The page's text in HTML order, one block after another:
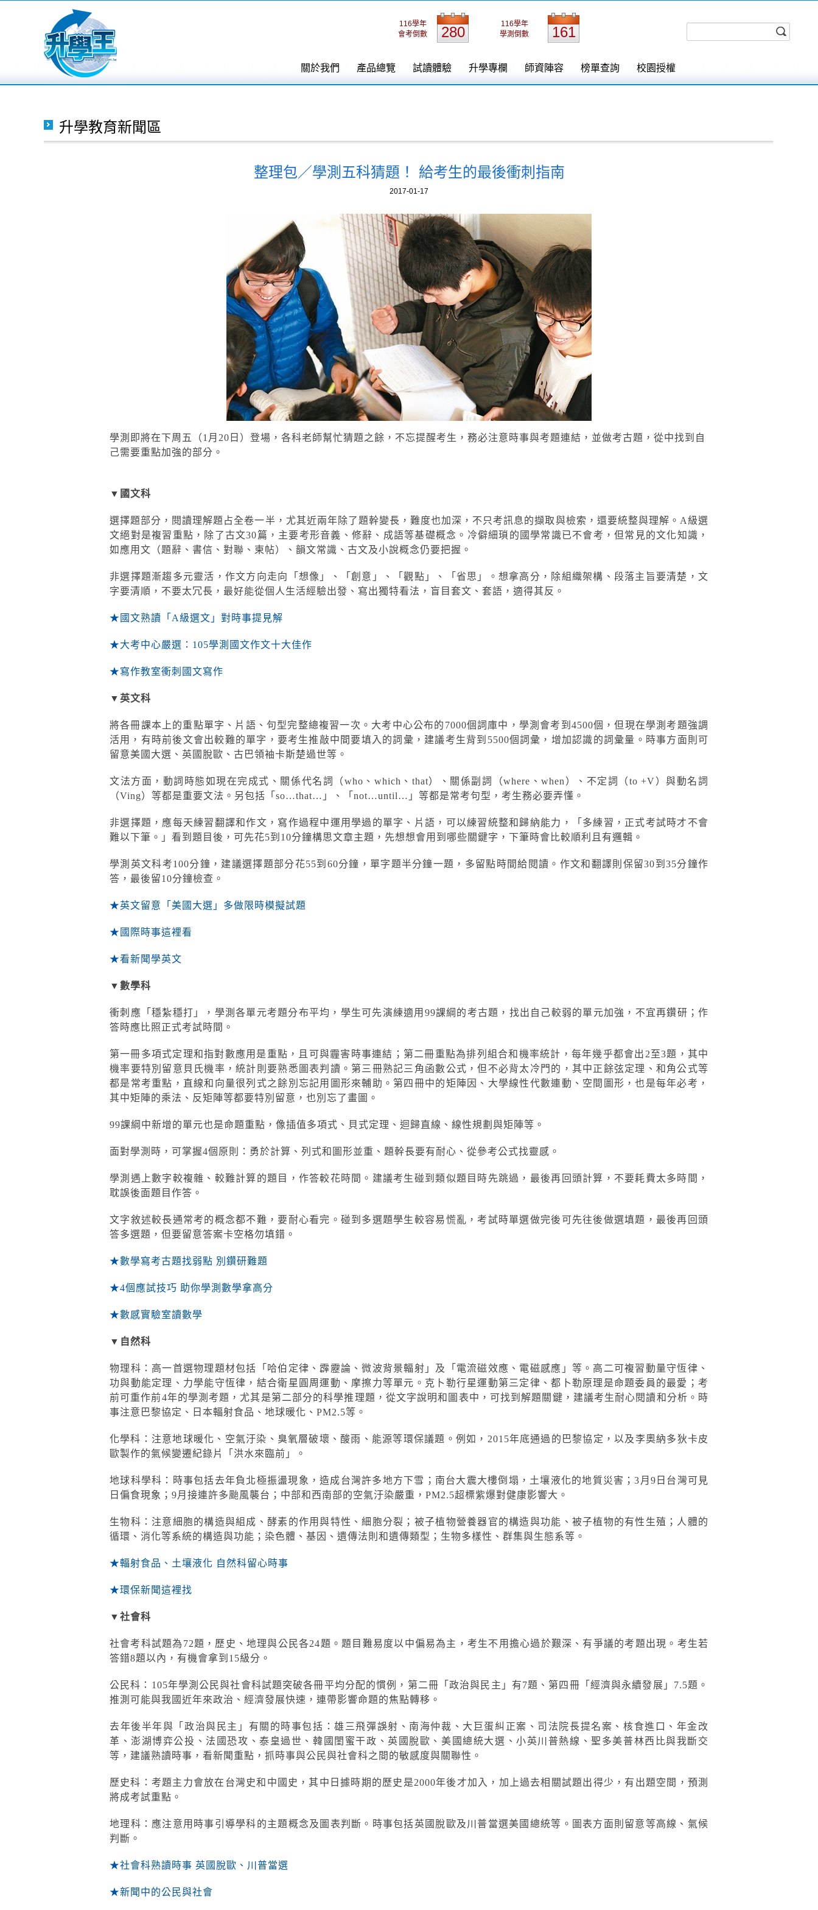
關於我們 產品總覽 試讀體驗 升學專欄 師資陣容 榜單查詢 校園授權
116學年
會考倒數
280
116學年
學測倒數
161
升學教育新聞區
整理包／學測五科猜題！ 給考生的最後衝刺指南
2017-01-17
學測即將在下周五（1月20日）登場，各科老師幫忙猜題之餘，不忘提醒考生，務必注意時事與考題連結，並做考古題，從中找到自
己需要重點加強的部分。
▼國文科
選擇題部分，閱讀理解題占全卷一半，尤其近兩年除了題幹變長，難度也加深，不只考訊息的擷取與檢索，還要統整與理解。A級選
文絕對是複習重點，除了古文30篇，主要考形音義、修辭、成語等基礎概念。冷僻細瑣的國學常識已不會考，但常見的文化知識，
如應用文（題辭、書信、對聯、柬帖）、韻文常識、古文及小說概念仍要把握。
非選擇題漸趨多元靈活，作文方向走向「想像」、「創意」、「觀點」、「省思」。想拿高分，除組織架構、段落主旨要清楚，文
字要清順，不要太冗長，最好能從個人生活經驗出發、寫出獨特看法，盲目套文、套語，適得其反。
★國文熟讀「A級選文」對時事提見解
★大考中心嚴選：105學測國文作文十大佳作
★寫作教室衝刺國文寫作
▼英文科
將各冊課本上的重點單字、片語、句型完整總複習一次。大考中心公布的7000個詞庫中，學測會考到4500個，但現在學測考題強調
活用，有時前後文會出較難的單字，要考生推敲中間要填入的詞彙，建議考生背到5500個詞彙，增加認識的詞彙量。時事方面則可
留意美國大選、英國脫歐、古巴領袖卡斯楚過世等。
文法方面，動詞時態如現在完成式、關係代名詞（who、which、that）、關係副詞（where、when）、不定詞（to +V）與動名詞
（Ving）等都是重要文法。另包括「so…that…」、「not…until…」等都是常考句型，考生務必要弄懂。
非選擇題，應每天練習翻譯和作文，寫作過程中運用學過的單字、片語，可以練習統整和歸納能力，「多練習，正式考試時才不會
難以下筆。」看到題目後，可先花5到10分鐘構思文章主題，先想想會用到哪些關鍵字，下筆時會比較順利且有邏輯。
學測英文科考100分鐘，建議選擇題部分花55到60分鐘，單字題半分鐘一題，多留點時間給閱讀。作文和翻譯則保留30到35分鐘作
答，最後留10分鐘檢查。
★英文留意「美國大選」多做限時模擬試題
★國際時事這裡看
★看新聞學英文
▼數學科
衝刺應「穩紮穩打」，學測各單元考題分布平均，學生可先演練適用99課綱的考古題，找出自己較弱的單元加強，不宜再鑽研；作
答時應比照正式考試時間。
第一冊多項式定理和指對數應用是重點，且可與霾害時事連結；第二冊重點為排列組合和機率統計，每年幾乎都會出2至3題，其中
機率要特別留意貝氏機率，統計則要熟悉圖表判讀。第三冊熟記三角函數公式，但不必背太冷門的，其中正餘弦定理、和角公式等
都是常考重點，直線和向量很列式之餘別忘記用圖形來輔助。第四冊中的矩陣因、大學線性代數連動、空間圖形，也是每年必考，
其中矩陣的乘法、反矩陣等都要特別留意，也別忘了畫圖。
99課綱中新增的單元也是命題重點，像插值多項式、貝式定理、迴歸直線、線性規劃與矩陣等。
面對學測時，可掌握4個原則：勇於計算、列式和圖形並重、題幹長要有耐心、從參考公式找靈感。
學測遇上數字較複雜、較難計算的題目，作答較花時間。建議考生碰到類似題目時先跳過，最後再回頭計算，不要耗費太多時間，
耽誤後面題目作答。
文字敘述較長通常考的概念都不難，要耐心看完。碰到多選題學生較容易慌亂，考試時單選做完後可先往後做選填題，最後再回頭
答多選題，但要留意答案卡空格勿填錯。
★數學寫考古題找弱點 別鑽研難題
★4個應試技巧 助你學測數學拿高分
★數感實驗室讀數學
▼自然科
物理科：高一首選物理題材包括「哈伯定律、霹靂論、微波背景輻射」及「電流磁效應、電磁感應」等。高二可複習動量守恆律、
功與動能定理、力學能守恆律，結合衛星圓周運動、摩擦力等單元。克卜勒行星運動第三定律、都卜勒原理是命題委員的最愛；考
前可重作前4年的學測考題，尤其是第二部分的科學推理題，從文字說明和圖表中，可找到解題關鍵，建議考生耐心閱讀和分析。時
事注意巴黎協定、日本輻射食品、地球暖化、PM2.5等。
化學科：注意地球暖化、空氣汙染、臭氧層破壞、酸雨、能源等環保議題。例如，2015年底通過的巴黎協定，以及李奧納多狄卡皮
歐製作的氣候變遷紀錄片「洪水來臨前」。
地球科學科：時事包括去年負北極振盪現象，造成台灣許多地方下雪；南台大震大樓倒塌，土壤液化的地質災害；3月9日台灣可見
日偏食現象；9月接連許多颱風襲台；中部和西南部的空氣汙染嚴重，PM2.5超標紫爆對健康影響大。
生物科：注意細胞的構造與組成、酵素的作用與特性、細胞分裂；被子植物營養器官的構造與功能、被子植物的有性生殖；人體的
循環、消化等系統的構造與功能；染色體、基因、遺傳法則和遺傳類型；生物多樣性、群集與生態系等。
★輻射食品、土壤液化 自然科留心時事
★環保新聞這裡找
▼社會科
社會考科試題為72題，歷史、地理與公民各24題。題目難易度以中偏易為主，考生不用擔心過於艱深、有爭議的考題出現。考生若
答錯8題以內，有機會拿到15級分。
公民科：105年學測公民與社會科試題突破各冊平均分配的慣例，第二冊「政治與民主」有7題、第四冊「經濟與永續發展」7.5題。
推測可能與我國近年來政治、經濟發展快速，連帶影響命題的焦點轉移。
去年後半年與「政治與民主」有關的時事包括：雄三飛彈誤射、南海仲裁、大巨蛋糾正案、司法院長提名案、核食進口、年金改
革、澎湖博弈公投、法國恐攻、泰皇過世、韓國閨蜜干政、英國脫歐、美國總統大選、小英川普熱線、聖多美普林西比與我斷交
等，建議熟讀時事，看新聞重點，抓時事與公民與社會科之間的敏感度與關聯性。
歷史科：考題主力會放在台灣史和中國史，其中日據時期的歷史是2000年後才加入，加上過去相關試題出得少，有出題空間，預測
將成考試重點。
地理科：應注意用時事引導學科的主題概念及圖表判斷。時事包括英國脫歐及川普當選美國總統等。圖表方面則留意等高線、氣候
判斷。
★社會科熟讀時事 英國脫歐、川普當選
★新聞中的公民與社會